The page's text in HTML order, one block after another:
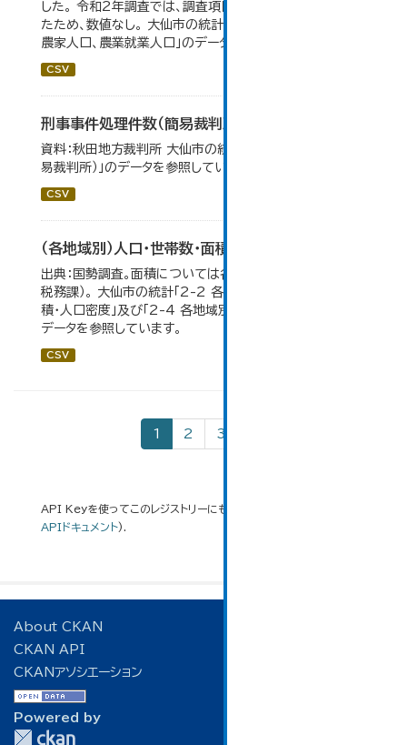
した。 令和2年調査では、調査項目・集計体系が変更となっ
たため、数値なし。 大仙市の統計「3-2 地域別農家戸数、
農家人口、農業就業人口」のデータを参照しています。
CSV
刑事事件処理件数（簡易裁判所）
資料：秋田地方裁判所 大仙市の統計「12-14民事事件（簡
易裁判所）」のデータを参照しています。
CSV
（各地域別）人口・世帯数・面積・人口密度
出典：国勢調査。面積については各年１月１日時点（大仙市
税務課）。 大仙市の統計「2-2 各地域別人口・人口増減・面
積・人口密度」及び「2-4 各地域別人口・世帯数の推移」の
データを参照しています。
CSV
1 2 3
API Keyを使ってこのレジストリーにもアクセス可能です
APIドキュメント).
About CKAN
CKAN API
CKANアソシエーション
Powered by